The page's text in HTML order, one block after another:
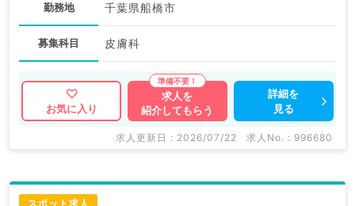
勤務地 千葉県船橋市
募集科目 皮膚科
お気に入り
求人を
紹介してもらう
詳細を
見る
求人更新日 : 2026/07/22 求人No. : 996680
スポット求人